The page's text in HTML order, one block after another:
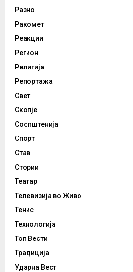
Разно
Ракомет
Реакции
Регион
Религија
Репортажа
Свет
Скопје
Соопштенија
Спорт
Став
Стории
Театар
Телевизија во Живо
Тенис
Технологија
Топ Вести
Традиција
Ударна Вест